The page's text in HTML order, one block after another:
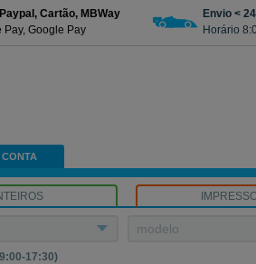
Cartão, MBWay
Pay, Google Pay
Envio <
Horário
modelo
17:30)